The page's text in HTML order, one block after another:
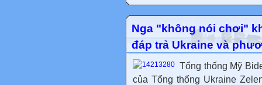
Nga "không nói chơi"
đáp trả Ukraine và
Tổng thống Mỹ
của Tổng thống Ukraine